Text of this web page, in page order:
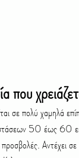
που
50 έως 60
προσβολές.